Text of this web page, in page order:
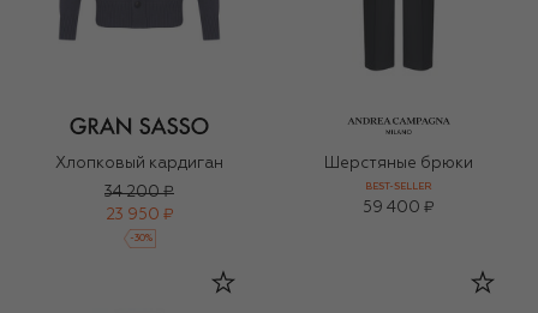
Хлопковый кардиган
34 200 ₽
23 950 ₽
-30%
Шерстяные брюки
BEST-SELLER
59 400 ₽